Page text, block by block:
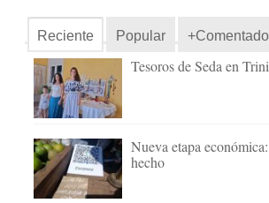
Reciente Popular +Comentado
Tesoros de Seda en
Nueva etapa
hecho